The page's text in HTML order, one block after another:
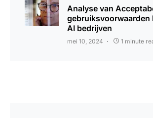
Analyse van
gebruiksvoorwaarden
AI bedrijven
mei 10, 2024 1 minute